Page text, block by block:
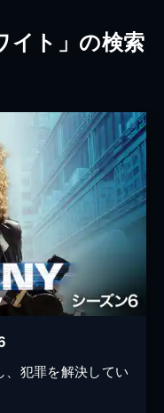
イト」の検索
犯罪を解決してい